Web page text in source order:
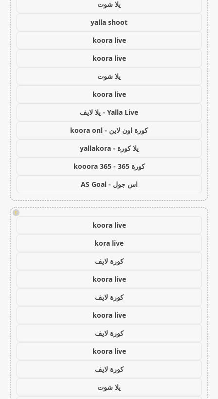
يلا شوت
yalla shoot
koora live
koora live
يلا شوت
koora live
Yalla Live - يلا لايف
كورة اون لاين - koora onl
يلا كورة - yallakora
كورة 365 - kooora 365
اس جول - AS Goal
!
koora live
kora live
كورة لايف
koora live
كورة لايف
koora live
كورة لايف
koora live
كورة لايف
يلا شوت